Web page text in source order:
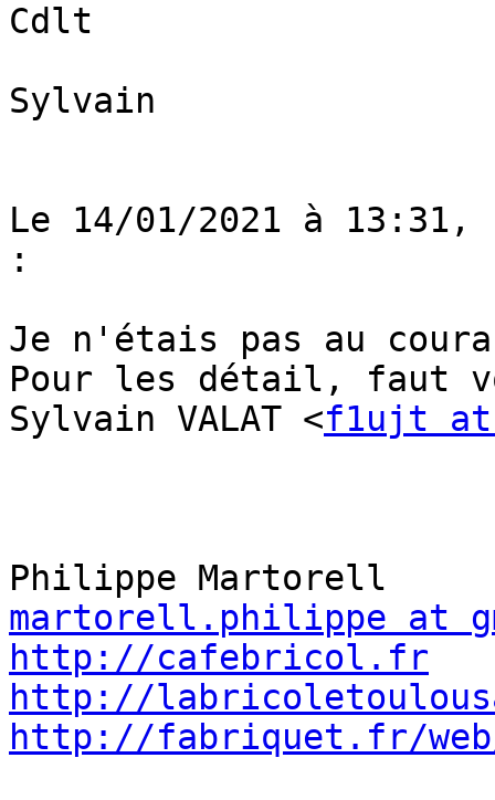
Cdlt
Sylvain
Le 14/01/2021 à
:
Je n'étais pas au
Pour les détail, faut
Sylvain VALAT <f1ujt
martorell.philippe at
http://cafebricol.fr
http://
http://fabriquet.fr/